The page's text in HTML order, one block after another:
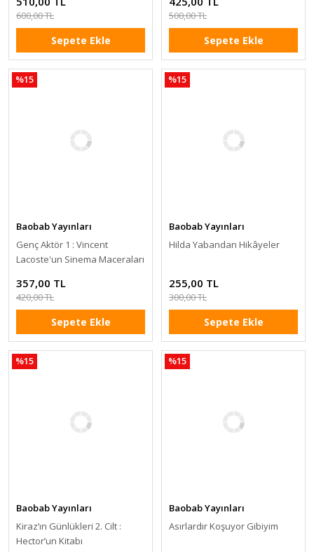
600,00 TL
Sepete Ekle
500,00 TL
Sepete Ekle
%15
Baobab Yayınları
Genç Aktör 1 : Vincent
Lacoste'un Sinema Maceraları
357,00 TL
420,00 TL
Sepete Ekle
%15
Baobab Yayınları
Hilda Yabandan Hikâyeler
255,00 TL
300,00 TL
Sepete Ekle
%15
Baobab Yayınları
Kiraz’ın Günlükleri 2. Cilt :
Hector’un Kitabı
%15
Baobab Yayınları
Asırlardır Koşuyor Gibiyim